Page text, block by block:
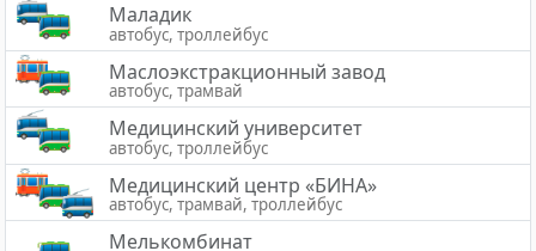
Маладик
автобус, троллейбус
Маслоэкстракционный завод
автобус, трамвай
Медицинский университет
автобус, троллейбус
Медицинский центр «БИНА»
автобус, трамвай, троллейбус
Мелькомбинат